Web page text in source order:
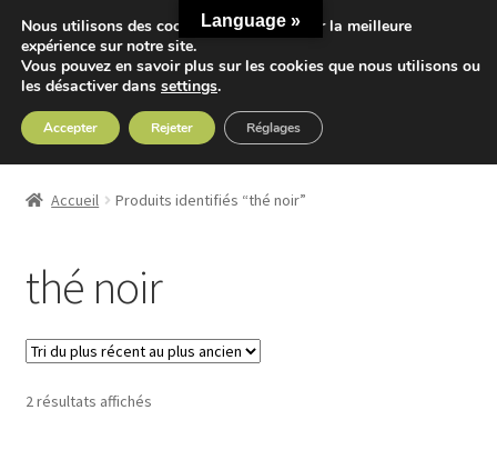
Aller
à
la
navigation
Aller
au
contenu
Accueil
Nos Tisanes
Detox
Sport
Accueil Produits identifiés “thé noir”
thé noir
2 résultats affichésTrié
Language »
Nous utilisons des cookies pour vous offrir la meilleure
expérience sur notre site.
Vous pouvez en savoir plus sur les cookies que nous utilisons ou
les désactiver dans settings.
Accepter Rejeter Réglages